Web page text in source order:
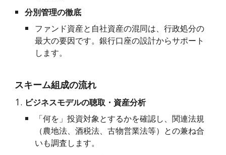
分別管理の徹底
ファンド資産と自社資産の混同は、行政処分の
最大の要因です。銀行口座の設計からサポート
します。
スキーム組成の流れ
ビジネスモデルの聴取・資産分析
「何を」投資対象とするかを確認し、関連法規
（農地法、酒税法、古物営業法等）との兼ね合
いも調査します。